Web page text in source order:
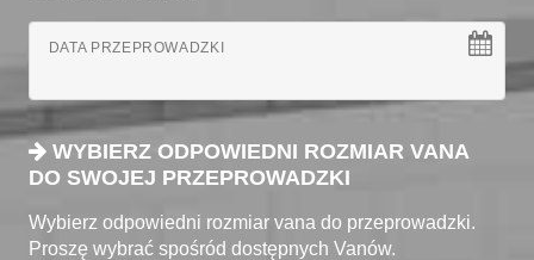
DATA PRZEPROWADZKI
WYBIERZ ODPOWIEDNI ROZMIAR VANA
DO SWOJEJ PRZEPROWADZKI
Wybierz odpowiedni rozmiar vana do przeprowadzki.
Proszę wybrać spośród dostępnych Vanów.